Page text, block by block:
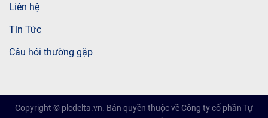
Liên hệ
Tin Tức
Câu hỏi thường gặp
Copyright © plcdelta.vn. Bản quyền thuộc về Công ty cổ phần Tự